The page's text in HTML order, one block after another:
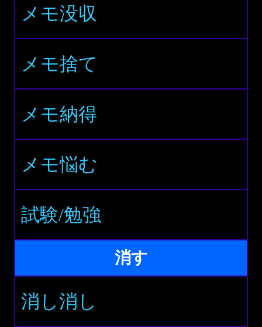
メモ没収
メモ捨て
メモ納得
メモ悩む
試験/勉強
消す
消し消し